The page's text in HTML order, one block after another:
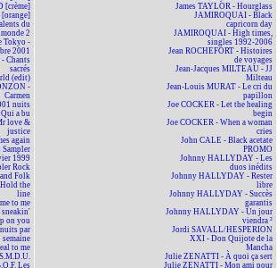
[crème]
du
monde 2
Tokyo -
2001
Chants
sacrés
(edit)
-
Carmen
nuits
a bu
love &
justice
again
1999
Rock
and Folk
the
line
to me
on you
par
semaine
to me
Les
James TAYLOR - Hourglass
JAMIROQUAI - Black
capricorn day
JAMIROQUAI - High times,
singles 1992-2006
Jean ROCHEFORT - Histoires
de voyages
Jean-Jacques MILTEAU - JJ
Milteau
Jean-Louis MURAT - Le cri du
papillon
Joe COCKER - Let the healing
begin
Joe COCKER - When a woman
cries
John CALE - Black acetate
PROMO
Johnny HALLYDAY - Les
duos inédits
Johnny HALLYDAY - Rester
libre
Johnny HALLYDAY - Succès
garantis
Johnny HALLYDAY - Un jour
viendra ²
Jordi SAVALL/HESPERION
XXI - Don Quijote de la
Mancha
Julie ZENATTI - À quoi ça sert
Julie ZENATTI - Mon ami pour